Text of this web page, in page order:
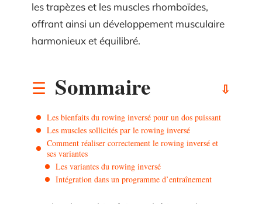
les trapèzes et les muscles rhomboïdes,
offrant ainsi un développement musculaire
harmonieux et équilibré.
Sommaire
Les bienfaits du rowing inversé pour un dos puissant
Les muscles sollicités par le rowing inversé
Comment réaliser correctement le rowing inversé et
ses variantes
Les variantes du rowing inversé
Intégration dans un programme d’entraînement